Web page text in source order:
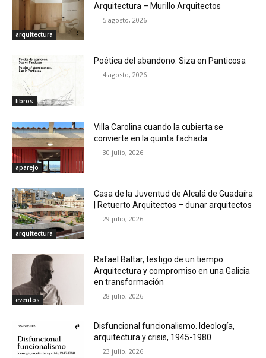
arquitectura
Arquitectura – Murillo Arquitectos
5 agosto, 2026
libros
Poética del abandono. Siza en Panticosa
4 agosto, 2026
aparejo
Villa Carolina cuando la cubierta se
convierte en la quinta fachada
30 julio, 2026
arquitectura
Casa de la Juventud de Alcalá de Guadaíra
| Retuerto Arquitectos – dunar arquitectos
29 julio, 2026
eventos
Rafael Baltar, testigo de un tiempo.
Arquitectura y compromiso en una Galicia
en transformación
28 julio, 2026
Disfuncional funcionalismo. Ideología,
arquitectura y crisis, 1945-1980
23 julio, 2026